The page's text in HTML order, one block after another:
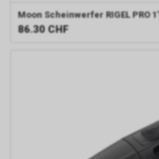
Moon Scheinwerfer RIGEL PRO
86.30 CHF